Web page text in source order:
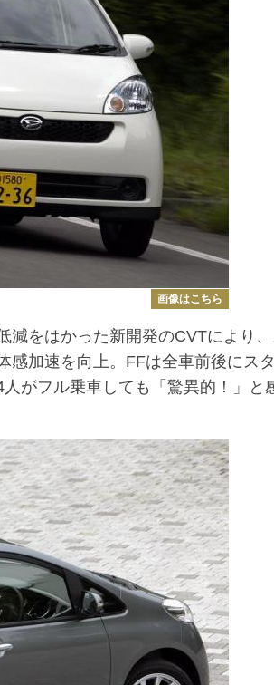
画像はこちら
をはかった新開発のCVTにより
感加速を向上。FFは全車前後にス
がフル乗車しても「驚異的！」と